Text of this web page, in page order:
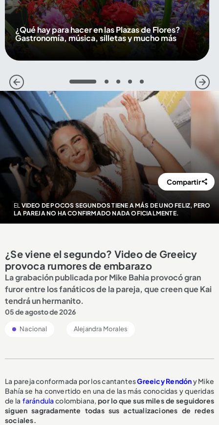
¿Qué hay para hacer en las Plazas de Flores?
Gastronomía, música, silletas y mucho más
1 2 3 4 5
EL VIDEO DE POCOS SEGUNDOS TIENE A MÁS DE UNO FELIZ, PERO
LA PAREJA NO HA CONFIRMADO NADA OFICIALMENTE.
Compartir
¿Se viene el segundo? Video de Greeicy
provoca rumores de embarazo
La grabación publicada por Mike Bahia provocó gran
furor entre los fanáticos de la pareja, que creen que Kai
tendrá un hermanito.
05 de agosto de 2026
Nacional Alejandra Morales
La pareja conformada por los cantantesGreeicy Rendóny Mike
Bahía se ha convertido en una de las más conocidas y queridas
de la farándula colombiana,por lo que sus miles de seguidores
siguen sagradamente todas sus actualizaciones de redes
sociales.